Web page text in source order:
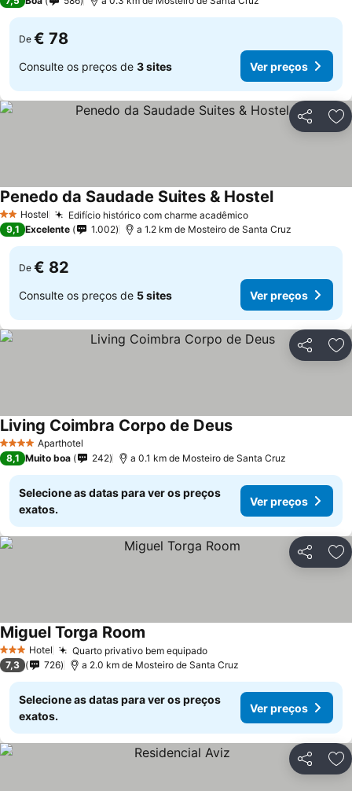
De € 78
Consulte os preços de 3 sites Ver preços
Partilhar
2 Estrelas
Hostel Edifício histórico com charme acadêmicoVer preços
Penedo da Saudade Suites & HostelVer preços
9,1 Excelente 1.002 a 1.2 km de Mosteiro de Santa Cruz
De € 82
Consulte os preços de 5 sites Ver preços
Partilhar
4 EstrelasAparthotel
Living Coimbra Corpo de DeusVer preços
8,1 Muito boa 242 a 0.1 km de Mosteiro de Santa Cruz
Selecione as datas para ver os preços
exatos.
Ver preços
Partilhar
3 EstrelasHotel Quarto privativo bem equipadoVer preços
Miguel Torga Room
7,3 726 a 2.0 km de Mosteiro de Santa Cruz
Selecione as datas para ver os preços
exatos.
Ver preços
Partilhar